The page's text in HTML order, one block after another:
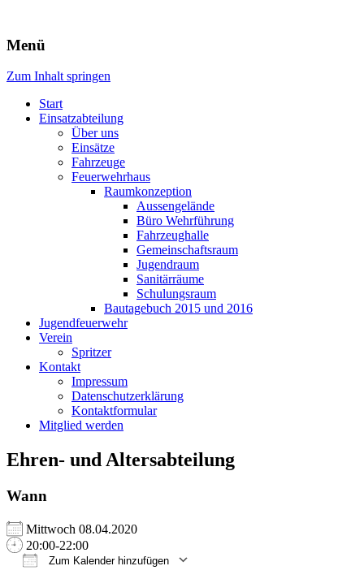
Freiwillige Feuerwehr Rodheim
v.d.H.
Menü
Zum Inhalt springen
Start
Einsatzabteilung
Über uns
Einsätze
Fahrzeuge
Feuerwehrhaus
Raumkonzeption
Aussengelände
Büro Wehrführung
Fahrzeughalle
Gemeinschaftsraum
Jugendraum
Sanitärräume
Schulungsraum
Bautagebuch 2015 und 2016
Jugendfeuerwehr
Verein
Spritzer
Kontakt
Impressum
Datenschutzerklärung
Kontaktformular
Mitglied werden
Ehren- und Altersabteilung
Wann
Mittwoch 08.04.2020
20:00-22:00
Zum Kalender hinzufügen